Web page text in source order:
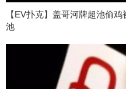
【EV扑克】盖哥河牌超池偷
池